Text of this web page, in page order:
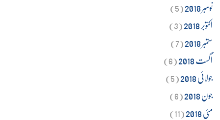
نومبر 2018
(5)
اکتوبر 2018
(3)
ستمبر 2018
(7)
اگست 2018
(6)
جولائی 2018
(5)
جون 2018
(6)
مئی 2018
(11)